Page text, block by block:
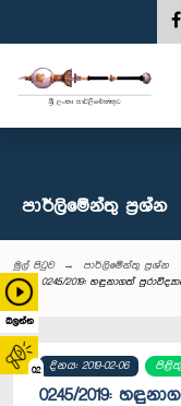
බලන්න
02
පාර්ලි‌මේන්තු‌ ප්‍රශ්න
මුල් පිටුව
පාර්ලි‌මේන්තු‌ ප්‍රශ්න
0245/2019: හඳුනාගත්
දිනය: 2019-02-06
0245/2019: